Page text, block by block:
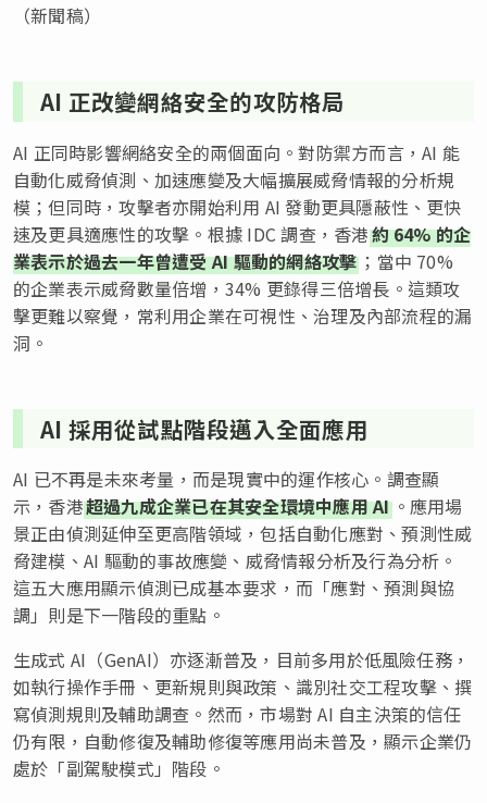
（新聞稿）
AI 正改變網絡安全的攻防格局
AI 正同時影響網絡安全的兩個面向。對防禦方而言，AI 能
自動化威脅偵測、加速應變及大幅擴展威脅情報的分析規
模；但同時，攻擊者亦開始利用 AI 發動更具隱蔽性、更快
速及更具適應性的攻擊。根據 IDC 調查，香港約 64% 的企
業表示於過去一年曾遭受 AI 驅動的網絡攻擊 ；當中 70%
的企業表示威脅數量倍增，34% 更錄得三倍增長。這類攻
擊更難以察覺，常利用企業在可視性、治理及內部流程的漏
洞。
AI 採用從試點階段邁入全面應用
AI 已不再是未來考量，而是現實中的運作核心。調查顯
示，香港超過九成企業已在其安全環境中應用 AI。應用場
景正由偵測延伸至更高階領域，包括自動化應對、預測性威
脅建模、AI 驅動的事故應變、威脅情報分析及行為分析。
這五大應用顯示偵測已成基本要求，而「應對、預測與協
調」則是下一階段的重點。
生成式 AI（GenAI）亦逐漸普及，目前多用於低風險任務，
如執行操作手冊、更新規則與政策、識別社交工程攻擊、撰
寫偵測規則及輔助調查。然而，市場對 AI 自主決策的信任
仍有限，自動修復及輔助修復等應用尚未普及，顯示企業仍
處於「副駕駛模式」階段。